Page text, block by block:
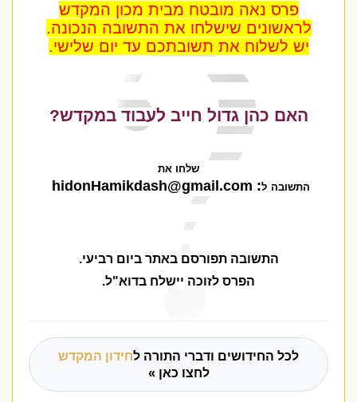
פרס נאה מובטח מבית מכון המקדש
לראשונים שישלחו את התשובה הנכונה.
יש לשלוח את תשובתכם עד יום שלישי.
האם כהן גדול חייב לעבוד במקדש?
שלחו את
התשובה ל:
hidonHamikdash@gmail.com
התשובה תפורסם באתר ביום רביעי.
הפרס לזוכה יישלח בדוא"ל.
לכל החידושים ודברי התורה לחידון המקדש
לחצו כאן »